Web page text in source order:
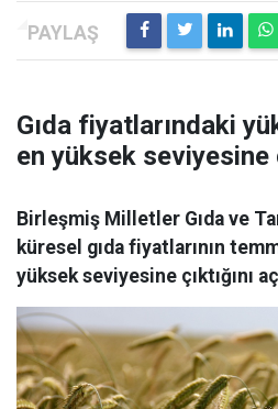
Gıda fiyatlarındaki
en yüksek seviyesine
Birleşmiş Milletler Gıda ve
küresel gıda fiyatlarının
yüksek seviyesine çıktığını